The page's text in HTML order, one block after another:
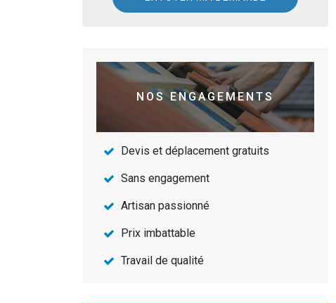
NOS ENGAGEMENTS
Devis et déplacement gratuits
Sans engagement
Artisan passionné
Prix imbattable
Travail de qualité